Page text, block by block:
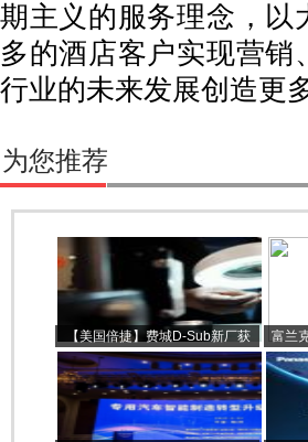
期主义的服务理念，以
多的酒店客户实现营
行业的未来发展创造更
为您推荐
【美国倍捷】费城D-Sub新厂获
AS9100D & ISO9001:2015认证
富兰
厨卫